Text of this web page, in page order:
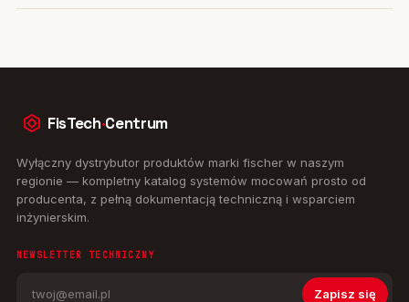
FisTech·Centrum
Wyłączny dystrybutor produktów marki fischer w naszym
regionie — kompletny katalog systemów mocowań prosto od
producenta, z pełną dokumentacją techniczną i wsparciem
inżynierskim.
NEWSLETTER TECHNICZNY
Zapisz się